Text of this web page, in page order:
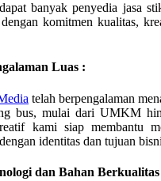
banyak penyedia jasa
komitmen kualitas,
Luas :
telah berpengalaman
bus, mulai dari UMKM
kami siap membantu
identitas dan tujuan
dan Bahan